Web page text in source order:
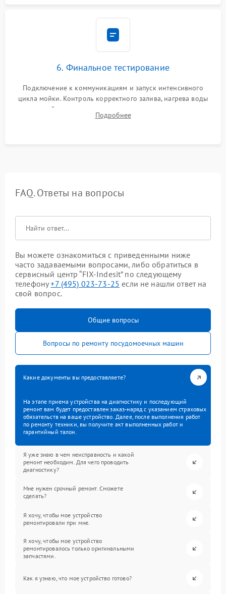
6. Финальное тестирование
Подключение к коммуникациям и запуск интенсивного
цикла мойки. Контроль корректного залива, нагрева воды
до нужной температуры, отсутствия посторонних шумов,
штатного слива и абсолютной сухости в поддоне.
Подробнее
FAQ. Ответы на вопросы
Вы можете ознакомиться с приведенными ниже
часто задаваемыми вопросами, либо обратиться в
сервисный центр “FIX-Indesit” по следующему
телефону+7 (495) 023-73-25 если не нашли ответ на
свой вопрос.
Общие вопросы
Вопросы по ремонту посудомоечных машин
Какие документы вы предоставляете?
На этапе приема устройства на диагностику и последующий
ремонт вам будет предоставлен заказ-наряд с указанием страховых
обязательств на ваше устройство. Далее, после выполнения работ
по ремонту техники, вы получите акт выполненных работ и
гарантийный талон.
Я уже знаю в чем неисправность и какой
ремонт необходим. Для чего проводить
диагностику?
Мне нужен срочный ремонт. Сможете
сделать?
Я хочу, чтобы мое устройство
ремонтировали при мне.
Я хочу, чтобы мое устройство
ремонтировалось только оригинальными
запчастями.
Как я узнаю, что мое устройство готово?